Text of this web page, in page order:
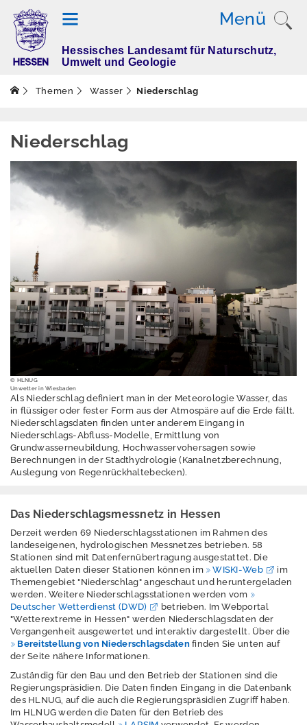
Menü
T
e
n
Altlasten
Dürre
Elektromagnetisch
e Felder / Licht
Erschütterungen
Geografische
Informationssystem
Geologie
Klimawandel und
Anpassung
Lärm
Nachhaltigkeit /
Indikatoren
Naturschutz -
Zentrum für
Artenvielfalt
Ressourcenschutz
und
Kreislaufwirtschaft,
Abfall
Strahlenschutz
Wasser
Hessisches Landesamt für Naturschutz,
Umwelt und Geologie
Themen Wasser Niederschlag
Niederschlag
© HLNUG
Unwetter in Wiesbaden
Als Niederschlag definiert man in der Meteorologie Wasser, das
in flüssiger oder fester Form aus der Atmospäre auf die Erde fällt.
Niederschlagsdaten finden unter anderem Eingang in
Niederschlags-Abfluss-Modelle, Ermittlung von
Grundwasserneubildung, Hochwasservohersagen sowie
Berechnungen in der Stadthydrologie (Kanalnetzberechnung,
Auslegung von Regenrückhaltebecken).
Das Niederschlagsmessnetz in Hessen
Derzeit werden 69 Niederschlagsstationen im Rahmen des
landeseigenen, hydrologischen Messnetzes betrieben. 58
Stationen sind mit Datenfernübertragung ausgestattet. Die
aktuellen Daten dieser Stationen können im
WISKI-Web
im
Themengebiet "Niederschlag" angeschaut und heruntergeladen
werden. Weitere Niederschlagsstationen werden vom
Deutscher Wetterdienst (DWD)
betrieben. Im Webportal
"Wetterextreme in Hessen" werden Niederschlagsdaten der
Vergangenheit ausgewertet und interaktiv dargestellt. Über die
Bereitstellung von Niederschlagsdatenfinden Sie unten auf
der Seite nähere Informationen.
Zuständig für den Bau und den Betrieb der Stationen sind die
Regierungspräsidien. Die Daten finden Eingang in die Datenbank
des HLNUG, auf die auch die Regierungspräsidien Zugriff haben.
Im HLNUG werden die Daten für den Betrieb des